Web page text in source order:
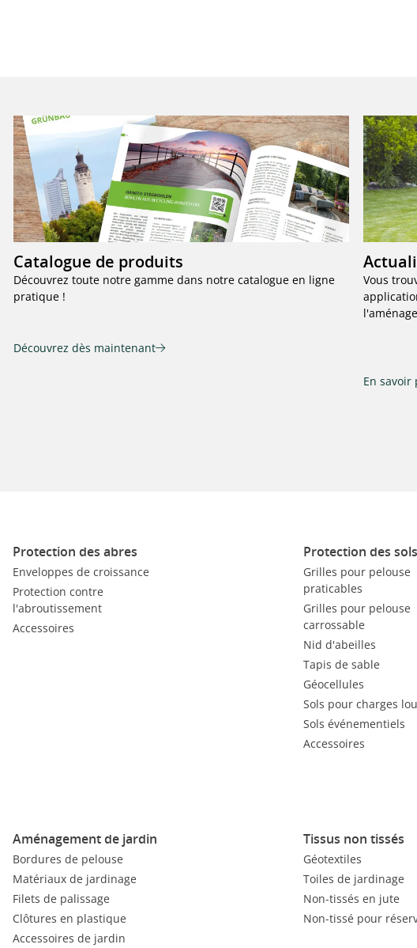
Catalogue de produits
Découvrez toute notre gamme dans notre catalogue en ligne
pratique !
Découvrez dès maintenant
Vous
En savoir
Protection des abres
Enveloppes de croissance
Protection contre
l'abroutissement
Accessoires
Protection des sols
Grilles pour pelouse
praticables
Grilles pour pelouse
carrossable
Nid d'abeilles
Tapis de sable
Géocellules
Sols pour charges
Sols événementiels
Accessoires
Aménagement de jardin
Bordures de pelouse
Matériaux de jardinage
Filets de palissage
Clôtures en plastique
Accessoires de jardin
Tissus non tissés
Géotextiles
Toiles de jardinage
Non-tissés en jute
Non-tissé pour